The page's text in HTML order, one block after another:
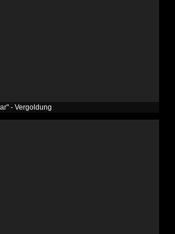
- Vergoldung